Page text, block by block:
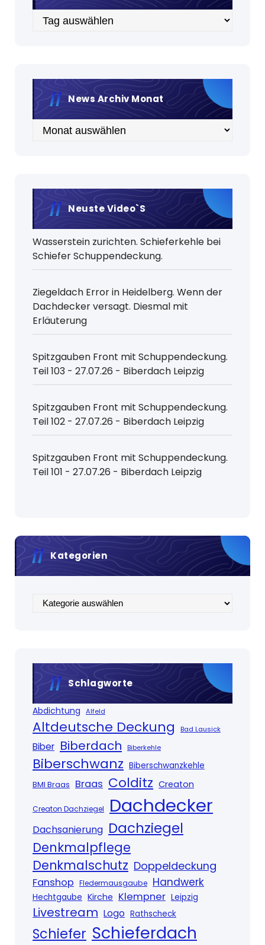
Archiv
News Archiv Monat
Archiv
Neuste Video`s
Wasserstein zurichten. Schieferkehle bei
Schiefer Schuppendeckung.
Ziegeldach Error in Heidelberg. Wenn der
Dachdecker versagt. Diesmal mit
Erläuterung
Spitzgauben Front mit Schuppendeckung.
Teil 103 - 27.07.26 - Biberdach Leipzig
Spitzgauben Front mit Schuppendeckung.
Teil 102 - 27.07.26 - Biberdach Leipzig
Spitzgauben Front mit Schuppendeckung.
Teil 101 - 27.07.26 - Biberdach Leipzig
Kategorien
Kategorien
Schlagworte
Abdichtung Alfeld
Altdeutsche Deckung Bad Lausick
Biber Biberdach Biberkehle
Biberschwanz Biberschwanzkehle
BMI Braas Braas Colditz Creaton
Creaton Dachziegel Dachdecker
Dachsanierung Dachziegel
Denkmalpflege
Denkmalschutz Doppeldeckung
Fanshop Fledermausgaube Handwerk
Hechtgaube Kirche Klempner Leipzig
Livestream Logo Rathscheck
Schiefer Schieferdach